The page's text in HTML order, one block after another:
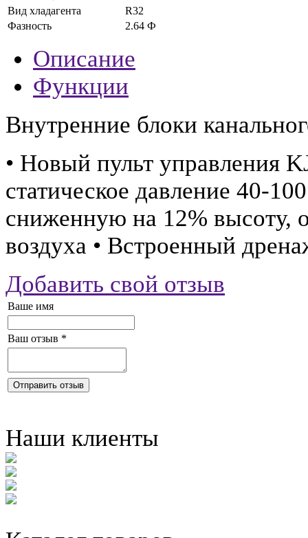
Вид хладагента
R32
Фазность
2.64 Ф
Описание
Функции
Внутренние блоки
• Новый пульт управления
статическое давление 40-
сниженную на 12% высоту,
воздуха • Встроенный
Добавить свой отзыв
Ваше имя
Ваш отзыв *
Отправить отзыв
Наши клиенты